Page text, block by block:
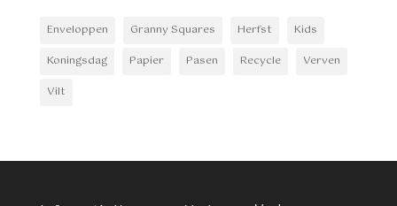
Enveloppen Granny Squares Herfst
Kids
Koningsdag
Papier Pasen Recycle
Verven
Vilt